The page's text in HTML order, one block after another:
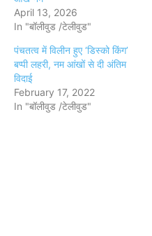
April 13, 2026
In "बॉलीवुड /टेलीवुड"
पंचतत्व में विलीन हुए ‘डिस्को किंग’
बप्पी लहरी, नम आंखों से दी अंतिम
विदाई
February 17, 2022
In "बॉलीवुड /टेलीवुड"